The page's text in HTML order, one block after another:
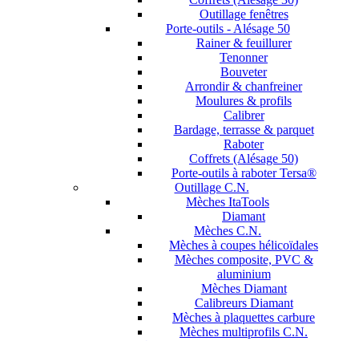
Outillage fenêtres
Porte-outils - Alésage 50
Rainer & feuillurer
Tenonner
Bouveter
Arrondir & chanfreiner
Moulures & profils
Calibrer
Bardage, terrasse & parquet
Raboter
Coffrets (Alésage 50)
Porte-outils à raboter Tersa®
Outillage C.N.
Mèches ItaTools
Diamant
Mèches C.N.
Mèches à coupes hélicoïdales
Mèches composite, PVC &
aluminium
Mèches Diamant
Calibreurs Diamant
Mèches à plaquettes carbure
Mèches multiprofils C.N.